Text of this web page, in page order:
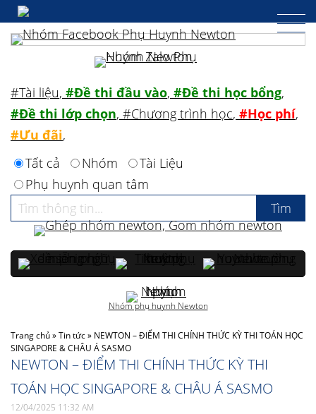
Trang chủ»Tin tức» NEWTON – ĐIỂM THI CHÍNH THỨC KỲ THI TOÁN HỌC
SINGAPORE & CHÂU Á SASMO
NEWTON – ĐIỂM THI CHÍNH THỨC KỲ THI
TOÁN HỌC SINGAPORE & CHÂU Á SASMO
12/04/2025 11:32 AM
#Tài liệu, #Đề thi đầu vào, #Đề thi học bổng,
#Đề thi lớp chọn, #Chương trình học, #Học phí,
#Ưu đãi,
Tất cả
Nhóm
Tài Liệu
Phụ huynh quan tâm
Nhóm phụ huynh Newton